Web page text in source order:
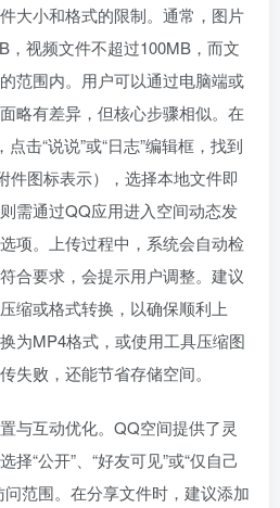
大小和格式的限制。通常，图片
，视频文件不超过100MB，而文
范围内。用户可以通过电脑端或
略有差异，但核心步骤相似。在
击“说说”或“日志”编辑框，找到
件图标表示），选择本地文件即
需通过QQ应用进入空间动态发
项。上传过程中，系统会自动检
合要求，会提示用户调整。建议
缩或格式转换，以确保顺利上
为MP4格式，或使用工具压缩图
失败，还能节省存储空间。
与互动优化。QQ空间提供了灵
“公开”、“好友可见”或“仅自己
范围。在分享文件时，建议添加